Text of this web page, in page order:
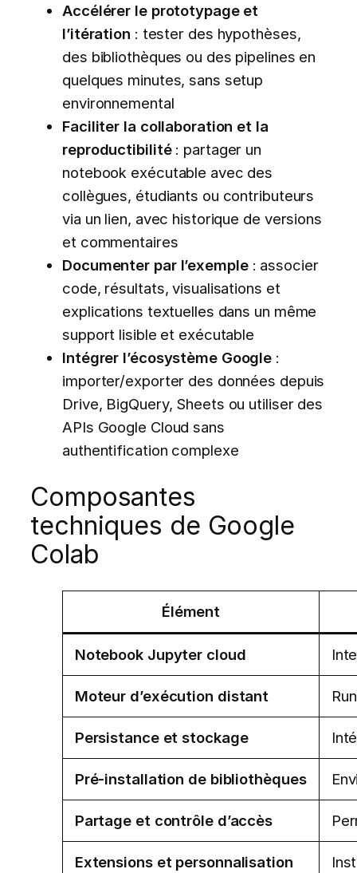
Accélérer le prototypage et
l’itération : tester des hypothèses,
des bibliothèques ou des pipelines en
quelques minutes, sans setup
environnemental
Faciliter la collaboration et la
reproductibilité: partager un
notebook exécutable avec des
collègues, étudiants ou contributeurs
via un lien, avec historique de versions
et commentaires
Documenter par l’exemple: associer
code, résultats, visualisations et
explications textuelles dans un même
support lisible et exécutable
Intégrer l’écosystème Google :
importer/exporter des données depuis
Drive, BigQuery, Sheets ou utiliser des
APIs Google Cloud sans
authentification complexe
Composantes
techniques de Google
Colab
Élément
Notebook Jupyter cloud
Moteur d’exécution distant
Persistance et stockage
Pré-installation de bibliothèques
Partage et contrôle d’accès
Extensions et personnalisation